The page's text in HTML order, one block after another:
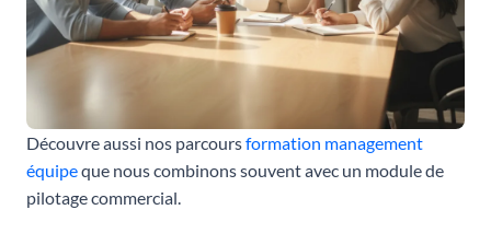
Découvre aussi nos parcoursformation management
équipeque nous combinons souvent avec un module de
pilotage commercial.